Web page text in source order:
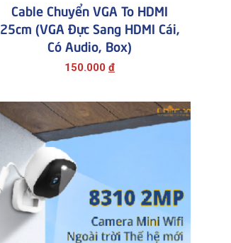
Cable Chuyển VGA To HDMI
25cm (VGA Đực Sang HDMI Cái,
Có Audio, Box)
150.000 đ